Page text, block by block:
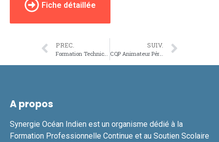
Fiche détaillée
PREC. SUIV.
CQP Animateur Périscolaire
A propos
Synergie Océan Indien est un organisme dédié à la
Formation Professionnelle Continue et au Soutien Scolaire